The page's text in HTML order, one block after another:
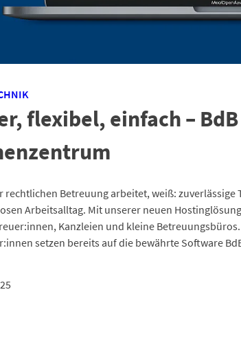
flexibel, einfach –
rechtlichen Betreuung arbeitet, weiß:
Arbeitsalltag. Mit unserer neuen
Kanzleien und kleine
setzen bereits auf die bewährte Software